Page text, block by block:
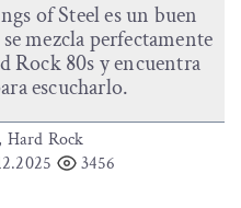
of Steel es un buen
mezcla perfectamente
Rock 80s y encuentra
escucharlo.
Hard Rock
3456